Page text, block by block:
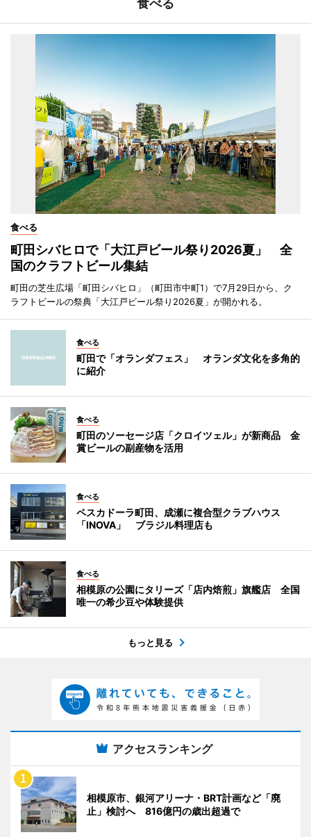
食べる
食べる
町田シバヒロで「大江戸ビール祭り2026夏」 全
国のクラフトビール集結
町田の芝生広場「町田シバヒロ」（町田市中町1）で7月29日から、ク
ラフトビールの祭典「大江戸ビール祭り2026夏」が開かれる。
食べる
町田で「オランダフェス」 オランダ文化を多角的
に紹介
食べる
町田のソーセージ店「クロイツェル」が新商品 金
賞ビールの副産物を活用
食べる
ペスカドーラ町田、成瀬に複合型クラブハウス
「INOVA」 ブラジル料理店も
食べる
相模原の公園にタリーズ「店内焙煎」旗艦店 全国
唯一の希少豆や体験提供
もっと見る
アクセスランキング
相模原市、銀河アリーナ・BRT計画など「廃
止」検討へ 816億円の歳出超過で